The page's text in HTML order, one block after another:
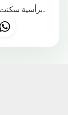
برأسية سكنت الشباك، لينتهي اللقاء بفوز السبيرز (3-2).